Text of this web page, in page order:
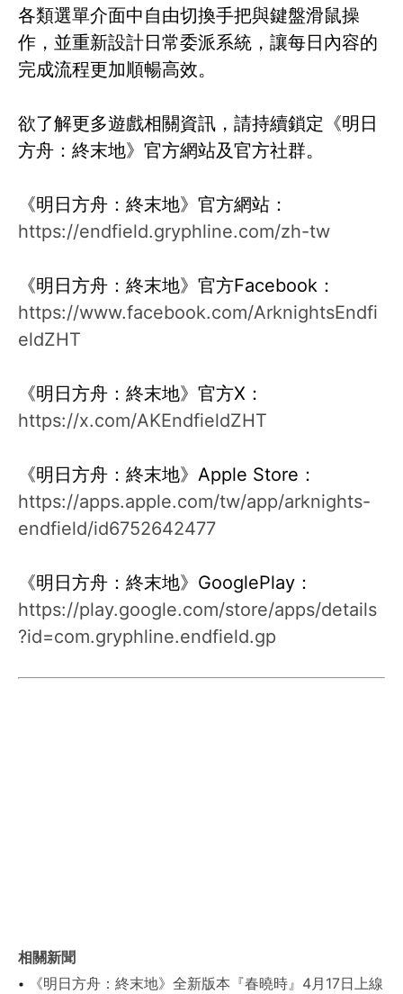
各類選單介面中自由切換手把與鍵盤滑鼠操
作，並重新設計日常委派系統，讓每日內容的
完成流程更加順暢高效。
欲了解更多遊戲相關資訊，請持續鎖定《明日
方舟：終末地》官方網站及官方社群。
《明日方舟：終末地》官方網站：
https://endfield.gryphline.com/zh-tw
《明日方舟：終末地》官方Facebook：
https://www.facebook.com/ArknightsEndfi
eldZHT
《明日方舟：終末地》官方X：
https://x.com/AKEndfieldZHT
《明日方舟：終末地》Apple Store：
https://apps.apple.com/tw/app/arknights-
endfield/id6752642477
《明日方舟：終末地》GooglePlay：
https://play.google.com/store/apps/details
?id=com.gryphline.endfield.gp
相關新聞
《明日方舟：終末地》全新版本『春曉時』4月17日上線